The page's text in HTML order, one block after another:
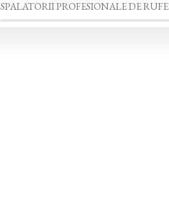
SPALATORII PROFESIONALE DE RUFE